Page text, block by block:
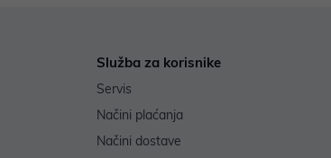
Služba za korisnike
Servis
Načini plaćanja
Načini dostave